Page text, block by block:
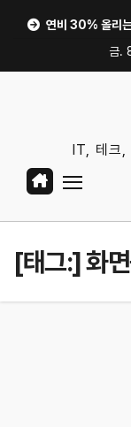
연비 30% 올리는 운전
금.
IT, 테크,
[태그:]화